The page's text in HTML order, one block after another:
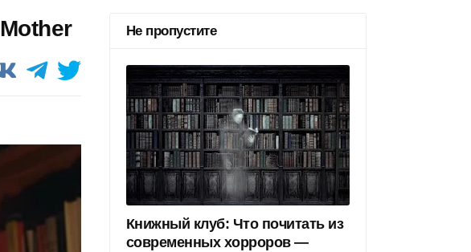
Не пропустите
Книжный клуб: Что почитать из
современных хорроров —